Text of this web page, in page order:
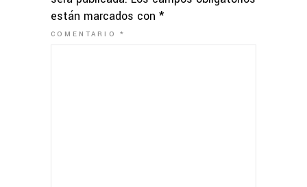
están marcados con *
COMENTARIO*